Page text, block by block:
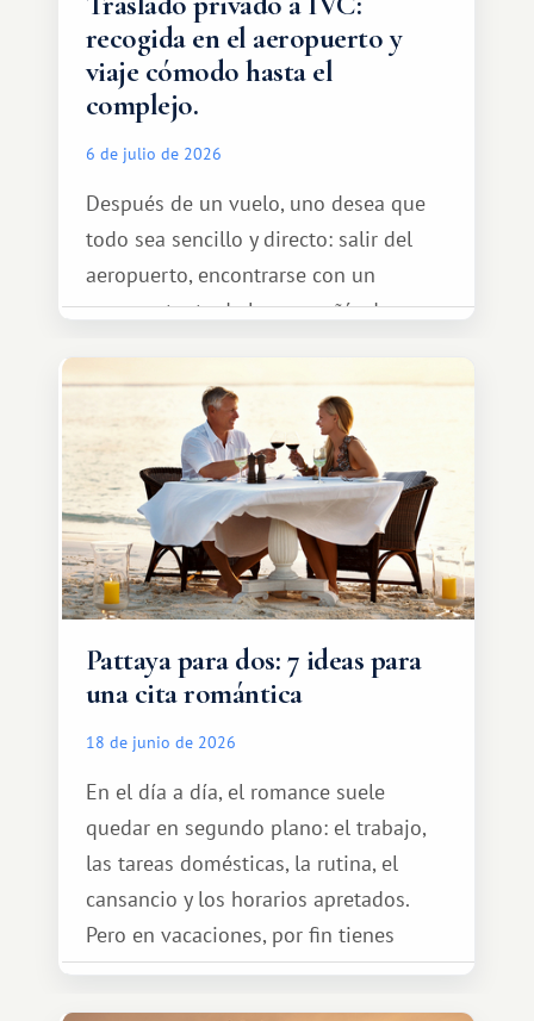
recogida en el aeropuerto y
viaje cómodo hasta el
complejo.
6 de julio de 2026
Después de un vuelo, uno desea que
todo sea sencillo y directo: salir del
aeropuerto, encontrarse con un
representante de la compañía de
tranquilamente hasta el complejo
turístico.
Pattaya para dos: 7 ideas para
una cita romántica
18 de junio de 2026
En el día a día, el romance suele
quedar en segundo plano: el trabajo,
las tareas domésticas, la rutina, el
cansancio y los horarios apretados.
Pero en vacaciones, por fin tienes
espacio para dos y ganas de hacer algo
especial por tu pareja. No tiene por